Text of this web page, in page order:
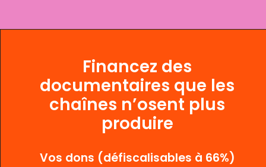
Financez des
documentaires que les
chaînes n’osent plus
produire
Vos dons (défiscalisables à 66%)